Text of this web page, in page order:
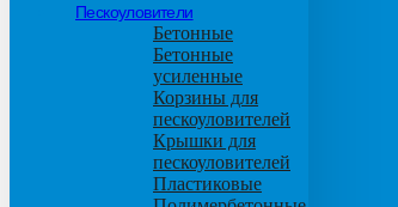
Пескоуловители
Бетонные
Бетонные
усиленные
Корзины для
пескоуловителей
Крышки для
пескоуловителей
Пластиковые